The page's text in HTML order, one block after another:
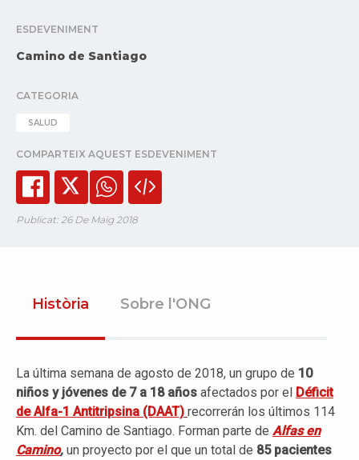
ESDEVENIMENT
Camino de Santiago
CATEGORIA
SALUD
COMPARTEIX AQUEST ESDEVENIMENT
Publicat: 26 De Maig 2018
Història Sobre l'ONG
La última semana de agosto de 2018, un grupo de 10
niños y jóvenes de 7 a 18 años afectados por el Déficit
de Alfa-1 Antitripsina (DAAT) recorrerán los últimos 114
Km. del Camino de Santiago. Forman parte de Alfas en
Camino, un proyecto por el que un total de 85 pacientes